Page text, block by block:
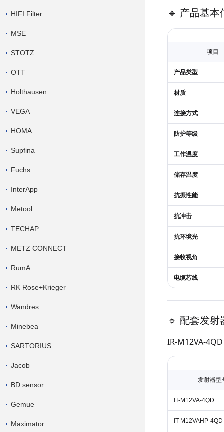
HIFI Filter
MSE
STOTZ
OTT
Holthausen
VEGA
HOMA
Supfina
Fuchs
InterApp
Metool
TECHAP
METZ CONNECT
RumA
RK Rose+Krieger
Wandres
Minebea
SARTORIUS
Jacob
BD sensor
Gemue
Maximator
🔹 产品基本
项目
产品类型
材质
连接方式
防护等级
工作温度
储存温度
抗振性能
抗冲击
抗环境光
接收视角
电缆芯线
🔹 配套发射
IR-M12VA-
发射器型
IT-M12VA-4QD
IT-M12VAHP-4QD